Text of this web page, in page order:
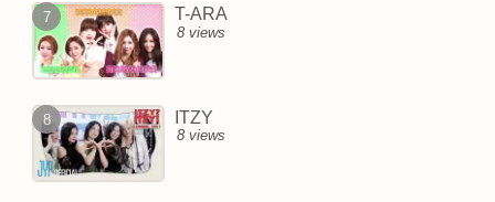
T-ARA
8 views
ITZY
8 views